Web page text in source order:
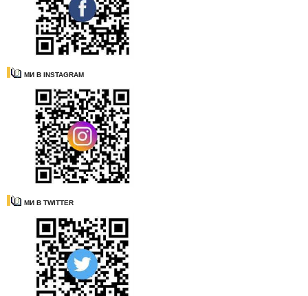
МИ В INSTAGRAM
МИ В TWITTER